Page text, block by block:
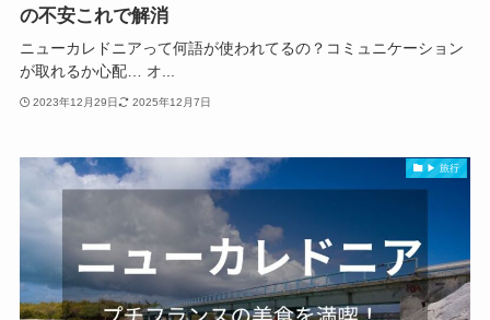
の不安これで解消
ニューカレドニアって何語が使われてるの？コミュニケーション
が取れるか心配… オ...
2023年12月29日 2025年12月7日
▶ 旅行